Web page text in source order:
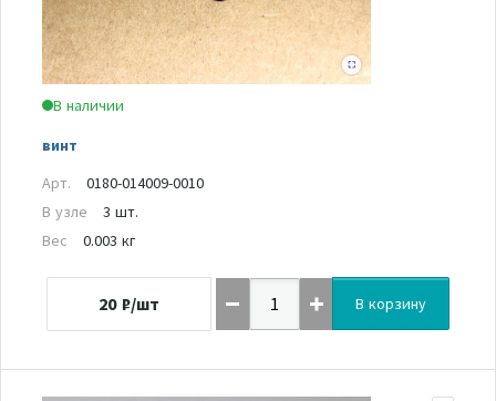
В наличии
винт
Арт.
0180-014009-0010
В узле
3 шт.
Вес
0.003 кг
20 ₽/шт В корзину